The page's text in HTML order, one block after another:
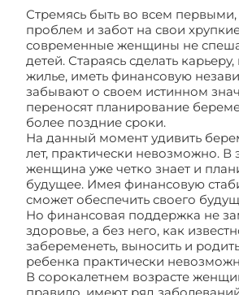
Стремясь быть во всем первыми,
проблем и забот на свои
современные женщины не
детей. Стараясь сделать
жилье, иметь финансовую
забывают о своем истинном
переносят планирование
более поздние сроки.
На данный момент удивить
лет, практически невозможно. В
женщина уже четко знает и
будущее. Имея финансовую
сможет обеспечить своего
Но финансовая поддержка не
здоровье, а без него, как
забеременеть, выносить и
ребенка практически
В сорокалетнем возрасте